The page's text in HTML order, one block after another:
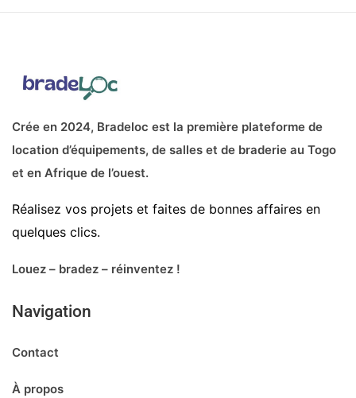
Crée en 2024, Bradeloc est la première plateforme de
location d’équipements, de salles et de braderie au Togo
et en Afrique de l’ouest.
Réalisez vos projets et faites de bonnes affaires en
quelques clics.
Louez – bradez – réinventez !
Navigation
Contact
À propos